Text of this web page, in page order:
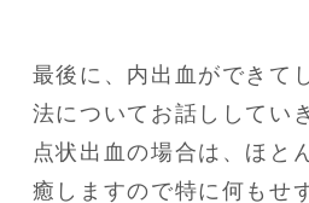
最後に、内出血ができて
法についてお話ししてい
点状出血の場合は、ほと
癒しますので特に何もせ